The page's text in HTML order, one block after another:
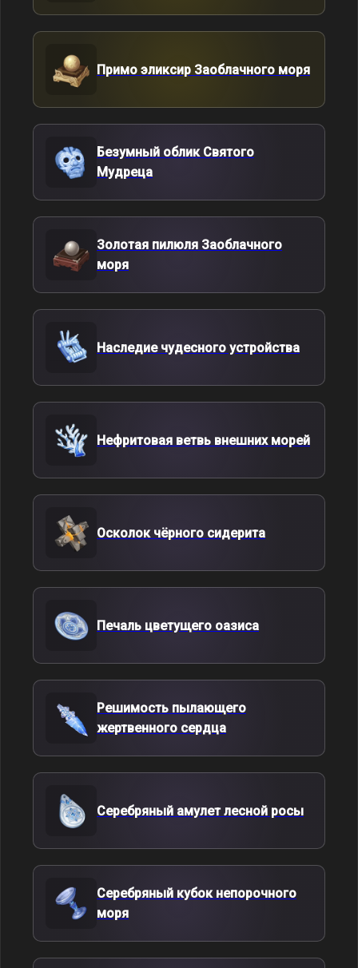
Примо эликсир Заоблачного моря
Безумный облик Святого
Мудреца
Золотая пилюля Заоблачного
моря
Наследие чудесного устройства
Нефритовая ветвь внешних морей
Осколок чёрного сидерита
Печаль цветущего оазиса
Решимость пылающего
жертвенного сердца
Серебряный амулет лесной росы
Серебряный кубок непорочного
моря